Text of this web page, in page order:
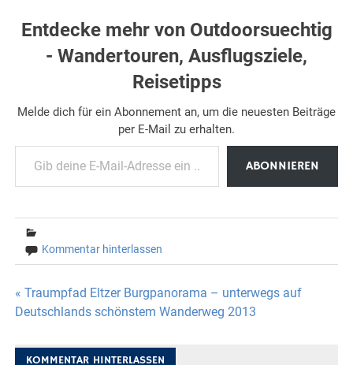
Entdecke mehr von Outdoorsuechtig
- Wandertouren, Ausflugsziele,
Reisetipps
Melde dich für ein Abonnement an, um die neuesten Beiträge
per E-Mail zu erhalten.
Gib deine E-Mail-Adresse ein ...
ABONNIEREN
Kommentar hinterlassen
Beitragsnavigation
« Traumpfad Eltzer Burgpanorama – unterwegs auf
Deutschlands schönstem Wanderweg 2013
KOMMENTAR HINTERLASSEN